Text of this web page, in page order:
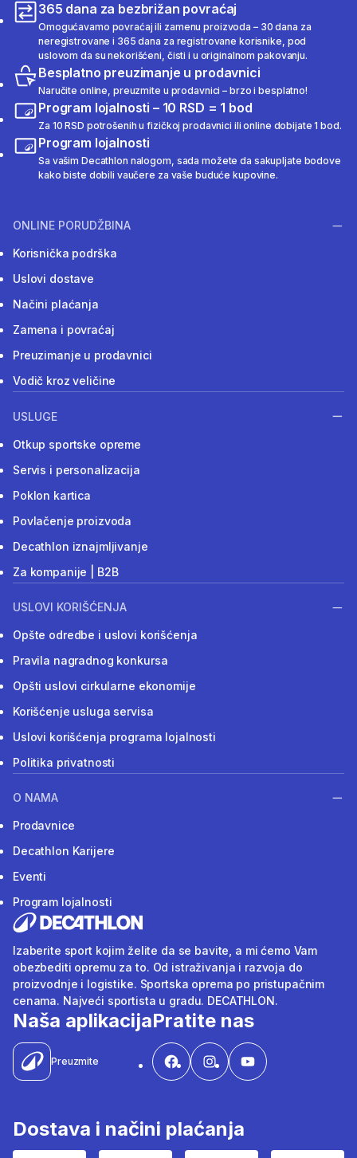
365 dana za bezbrižan povraćaj
Omogućavamo povraćaj ili zamenu proizvoda – 30 dana za
neregistrovane i 365 dana za registrovane korisnike, pod
uslovom da su nekorišćeni, čisti i u originalnom pakovanju.
Besplatno preuzimanje u prodavnici
Naručite online, preuzmite u prodavnici – brzo i besplatno!
Program lojalnosti – 10 RSD = 1 bod
Za 10 RSD potrošenih u fizičkoj prodavnici ili online dobijate 1 bod.
Program lojalnosti
Sa vašim Decathlon nalogom, sada možete da sakupljate bodove
kako biste dobili vaučere za vaše buduće kupovine.
ONLINE PORUDŽBINA
Korisnička podrška
Uslovi dostave
Načini plaćanja
Zamena i povraćaj
Preuzimanje u prodavnici
Vodič kroz veličine
USLUGE
Otkup sportske opreme
Servis i personalizacija
Poklon kartica
Povlačenje proizvoda
Decathlon iznajmljivanje
Za kompanije | B2B
USLOVI KORIŠĆENJA
Opšte odredbe i uslovi korišćenja
Pravila nagradnog konkursa
Opšti uslovi cirkularne ekonomije
Korišćenje usluga servisa
Uslovi korišćenja programa lojalnosti
Politika privatnosti
O NAMA
Prodavnice
Decathlon Karijere
Eventi
Program lojalnosti
Izaberite sport kojim želite da se bavite, a mi ćemo Vam
obezbediti opremu za to. Od istraživanja i razvoja do
proizvodnje i logistike. Sportska oprema po pristupačnim
cenama. Najveći sportista u gradu. DECATHLON.
Naša aplikacija
Preuzmite
Pratite nas
Dostava i načini plaćanja